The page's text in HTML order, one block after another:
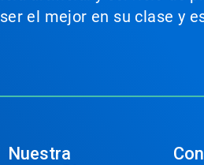
el mejor en su clase y
Nuestra